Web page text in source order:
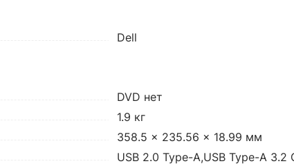
Dell
DVD нет
1.9 кг
358.5 x 235.56 x 18.99 мм
USB 2.0 Type-A,USB Type-A 3.2